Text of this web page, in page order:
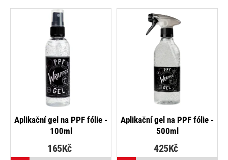
NOVINKA
Aplikační gel na PPF fólie -
100ml
165Kč
NOVINKA
Aplikační gel na PPF fólie -
500ml
425Kč